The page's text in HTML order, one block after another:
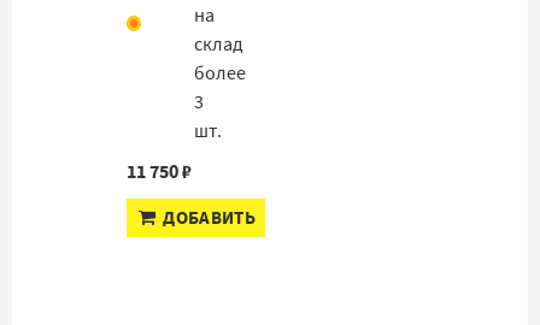
на
склад
более
3
шт.
11 750 ₽
ДОБАВИТЬ